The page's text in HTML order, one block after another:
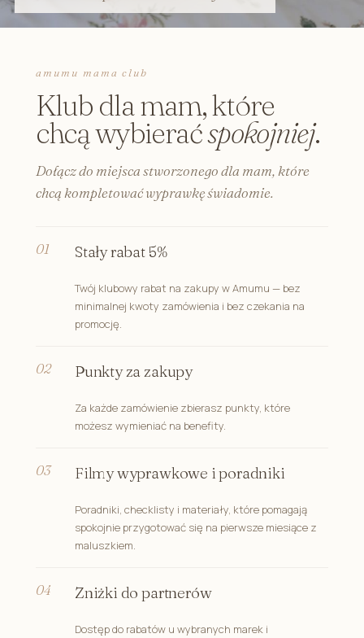
amumu mama club
Klub dla mam, które
chcą wybieraćspokojniej.
Dołącz do miejsca stworzonego dla mam, które
chcą kompletować wyprawkę świadomie.
Stały rabat 5%
Twój klubowy rabat na zakupy w Amumu — bez
minimalnej kwoty zamówienia i bez czekania na
promocję.
Punkty za zakupy
Za każde zamówienie zbierasz punkty, które
możesz wymieniać na benefity.
Filmy wyprawkowe i poradniki
Poradniki, checklisty i materiały, które pomagają
spokojnie przygotować się na pierwsze miesiące z
maluszkiem.
Zniżki do partnerów
Dostęp do rabatów u wybranych marek i